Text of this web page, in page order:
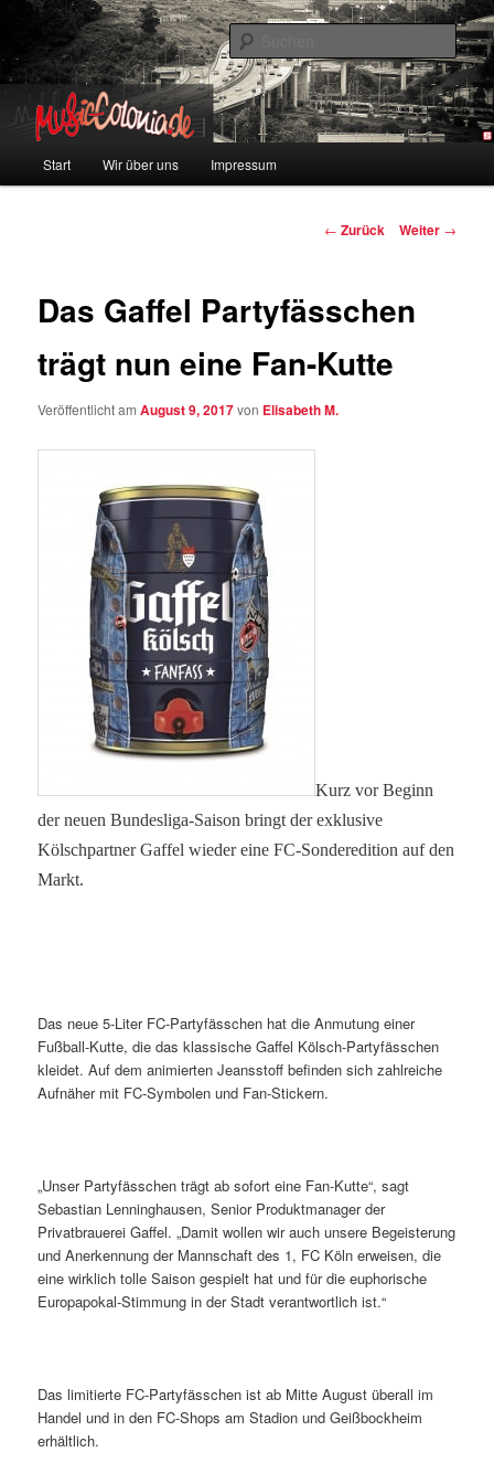
wechseln
music-colonia
Colonia und Musik!
Start Wir über uns Impressum
Beitragsnavigation
← Zurück Weiter →
Das Gaffel Partyfässchen
trägt nun eine Fan-Kutte
Veröffentlicht amAugust 9, 2017von Elisabeth M.
Kurz vor Beginn
der neuen Bundesliga-Saison bringt der exklusive
Kölschpartner Gaffel wieder eine FC-Sonderedition auf den
Markt.
Das neue 5-Liter FC-Partyfässchen hat die Anmutung einer
Fußball-Kutte, die das klassische Gaffel Kölsch-Partyfässchen
kleidet. Auf dem animierten Jeansstoff befinden sich zahlreiche
Aufnäher mit FC-Symbolen und Fan-Stickern.
„Unser Partyfässchen trägt ab sofort eine Fan-Kutte“, sagt
Sebastian Lenninghausen, Senior Produktmanager der
Privatbrauerei Gaffel. „Damit wollen wir auch unsere Begeisterung
und Anerkennung der Mannschaft des 1, FC Köln erweisen, die
eine wirklich tolle Saison gespielt hat und für die euphorische
Europapokal-Stimmung in der Stadt verantwortlich ist.“
Das limitierte FC-Partyfässchen ist ab Mitte August überall im
Handel und in den FC-Shops am Stadion und Geißbockheim
erhältlich.